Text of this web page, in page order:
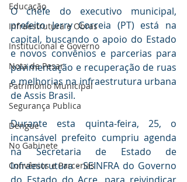
Educação
Infraestrutura e Obras
Institucional e Governo
Nota de Pesar
Patrimônio Municipal
Segurança Publica
Dengue
No Gabinete
Convênios e Parcerias
O chefe do executivo municipal,
prefeito Jerry Correia (PT) está na
capital, buscando o apoio do Estado
e novos convênios e parcerias para
pavimentação e recuperação de ruas
e melhorias na infraestrutura urbana
de Assis Brasil.
Durante esta quinta-feira, 25, o
incansável prefeito cumpriu agenda
na Secretaria de Estado de
Infraestrutura - SEINFRA do Governo